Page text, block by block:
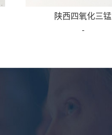
陕西四氧化三锰
-